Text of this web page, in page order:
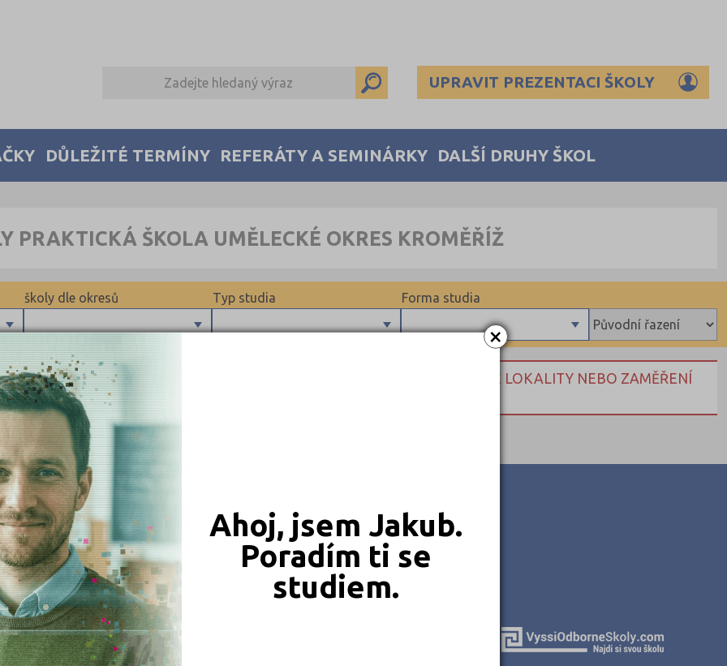
×
Ahoj, jsem Jakub.
Poradím ti se
studiem.
UPRAVIT PREZENTACI ŠKOLY
DŮLEŽITÉ TERMÍNY REFERÁTY A SEMINÁRKY DALŠÍ DRUHY ŠKOL
PRAKTICKÁ ŠKOLA UMĚLECKÉ OKRES KROMĚŘÍŽ
Forma studia
Typ studia
školy dle okresů
ZÁZNAMY, PŘEFORMULUJTE PROSÍM VÁŠ DOTAZ NEBO HLEDEJTE DLE LOKALITY NEBO ZAMĚŘENÍ
JSME TAM, KDE JSTE VY
Naše projekty